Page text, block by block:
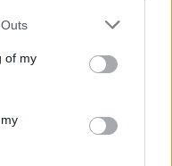
of my
νόμιμου ορίου, έπεσε
νέο υλικό από το
αποκαλύπτει τη
της λίγο μετά τη μοιραία
Σέρρες: «Έχασα τη
το παιδί μου, τα